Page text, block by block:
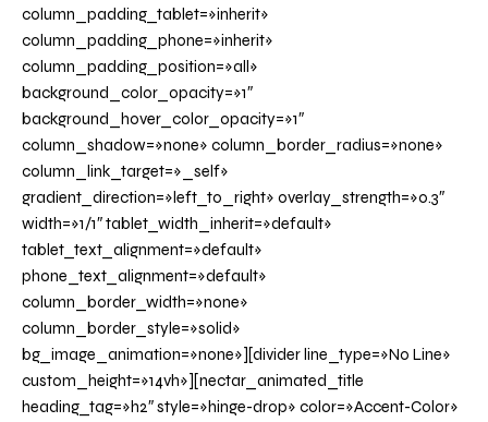
column_padding_tablet=»inherit»
column_padding_phone=»inherit»
column_padding_position=»all»
background_color_opacity=»1″
background_hover_color_opacity=»1″
column_shadow=»none» column_border_radius=»none»
column_link_target=»_self»
gradient_direction=»left_to_right» overlay_strength=»0.3″
width=»1/1″ tablet_width_inherit=»default»
tablet_text_alignment=»default»
phone_text_alignment=»default»
column_border_width=»none»
column_border_style=»solid»
bg_image_animation=»none»][divider line_type=»No Line»
custom_height=»14vh»][nectar_animated_title
heading_tag=»h2″ style=»hinge-drop» color=»Accent-Color»